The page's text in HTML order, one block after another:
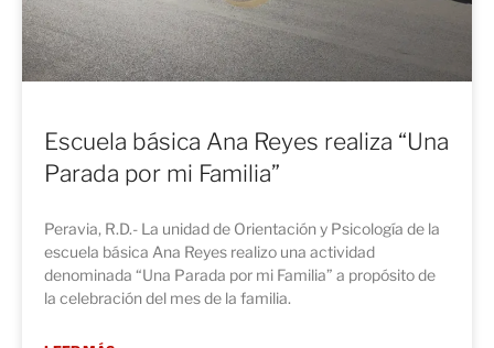
Escuela básica Ana Reyes realiza “Una
Parada por mi Familia”
Peravia, R.D.- La unidad de Orientación y Psicología de la
escuela básica Ana Reyes realizo una actividad
denominada “Una Parada por mi Familia” a propósito de
la celebración del mes de la familia.